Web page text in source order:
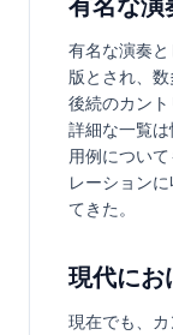
有名な演
有名な演奏
版とされ、数
後続のカント
詳細な一覧
用例につい
レーション
てきた。
現代にお
現在でも、